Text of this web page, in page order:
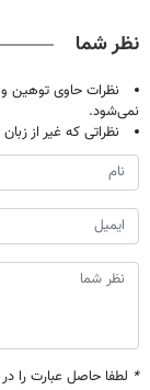
نظر شما
نظرات حاوی توهین
نمی‌شود.
نظراتی که غیر از
* لطفا حاصل عبارت را